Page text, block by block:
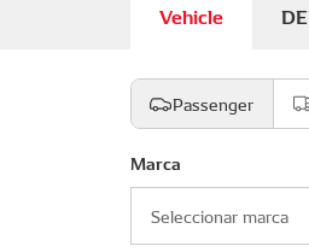
Vehicle
Passenger
Marca
Seleccionar marca